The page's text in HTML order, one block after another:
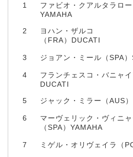
1
ファビオ・クアルタラロー
YAMAHA
2
ヨハン・ザルコ
（FRA）DUCATI
3 ジョアン・ミール（SPA
4
フランチェスコ・バニャイ
DUCATI
5 ジャック・ミラー（AUS
6
マーヴェリック・ヴィニ
（SPA）YAMAHA
7 ミゲル・オリヴェイラ（